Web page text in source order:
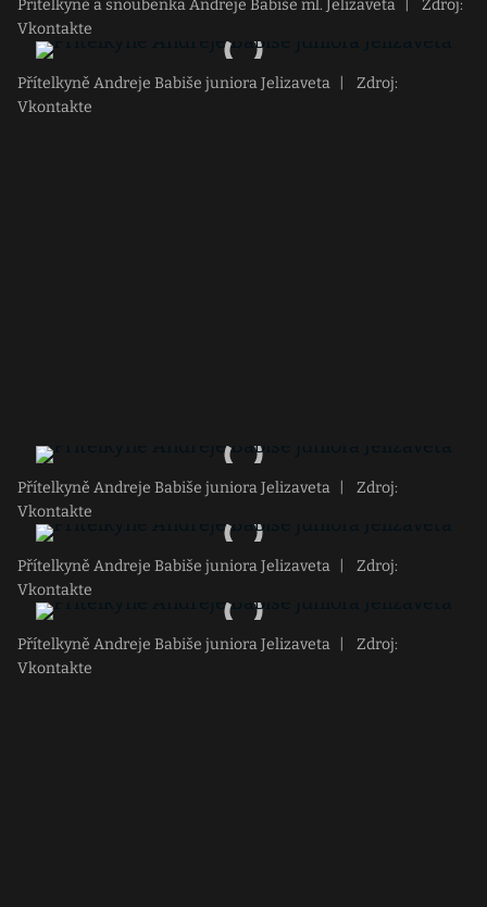
Přítelkyně a snoubenka Andreje Babiše ml. Jelizaveta
Zdroj:
Vkontakte
Přítelkyně Andreje Babiše juniora Jelizaveta
Zdroj:
Vkontakte
Přítelkyně Andreje Babiše juniora Jelizaveta
Zdroj:
Vkontakte
Přítelkyně Andreje Babiše juniora Jelizaveta
Zdroj:
Vkontakte
Přítelkyně Andreje Babiše juniora Jelizaveta
Zdroj:
Vkontakte